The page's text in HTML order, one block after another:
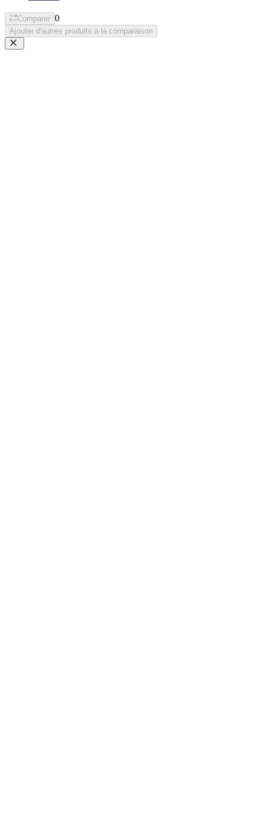
Comparer 0
Ajouter d'autres produits à la comparaison